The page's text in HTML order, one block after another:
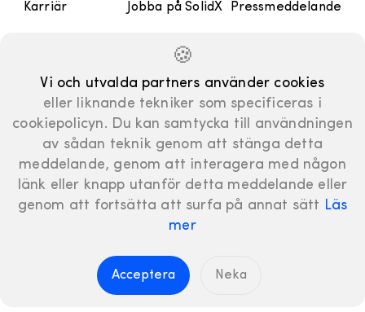
Karriär Jobba på SolidX Pressmeddelande
Finansiell
kalender
Bolagsstyrning
Visselblåsning
🍪
Vi och utvalda partners använder cookies
eller liknande tekniker som specificeras i
cookiepolicyn. Du kan samtycka till användningen
av sådan teknik genom att stänga detta
meddelande, genom att interagera med någon
länk eller knapp utanför detta meddelande eller
genom att fortsätta att surfa på annat sätt Läs
mer
Acceptera Neka